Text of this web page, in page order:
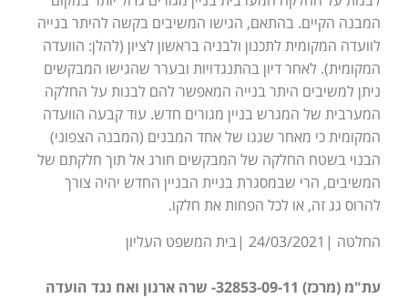
המבנה הקיים. בהתאם, הגישו המשיבים בקשה להיתר בנייה
לוועדה המקומית לתכנון ולבניה בראשון לציון (להלן: הוועדה
המקומית). לאחר דיון בהתנגדויות ובערר שהגישו המבקשים
ניתן למשיבים היתר בנייה המאפשר להם לבנות על החלקה
המערבית של המגרש בניין מגורים חדש. עוד קבעה הוועדה
המקומית כי מאחר שגגו של אחד המבנים (המבנה הצפוני)
הבנוי בשטח החלקה של המבקשים חורג אל תוך חלקתם של
המשיבים, הרי שבמסגרת בניית הבניין החדש יהיה צורך
להרוס גג זה, או לכל הפחות את חלקו.
החלטה |24/03/2021 |בית המשפט העליון
עת"מ (מרכז) 32853-09-11- שרה ארנון ואח נגד הועדה